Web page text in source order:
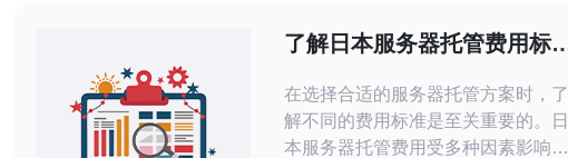
“106”、“153”、“202”或“203
了解日本服务器托管费用标
在选择合适的服务器托管方案时，了
解不同的费用标准是至关重要的。日
本服务器托管费用受多种因素影响，